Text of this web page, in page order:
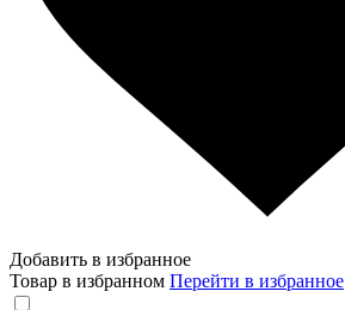
Добавить в избранное
Товар в избранном Перейти в избранное